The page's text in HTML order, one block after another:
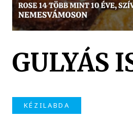
GULYÁS
KÉZILABDA